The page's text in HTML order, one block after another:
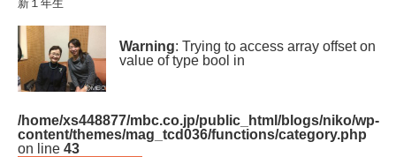
新１年生
Warning: Trying to access array offset on
value of type bool in
/home/xs448877/mbc.co.jp/public_html/blogs/niko/wp-
content/themes/mag_tcd036/functions/category.php
on line 43